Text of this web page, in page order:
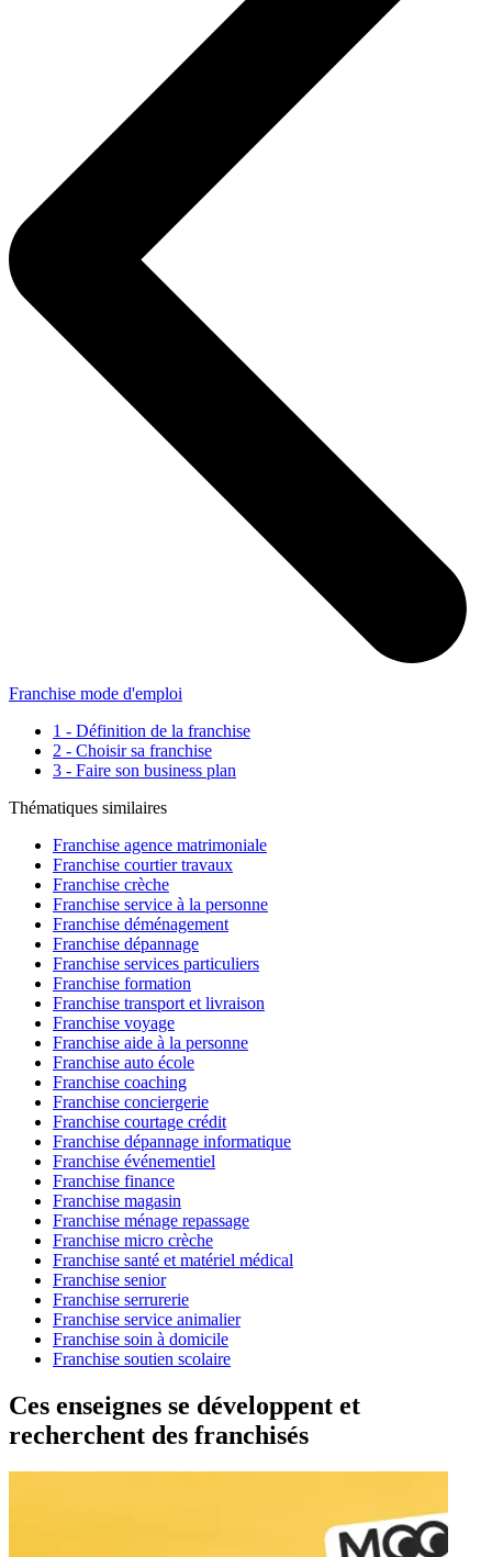
Franchise mode d'emploi
1 - Définition de la franchise
2 - Choisir sa franchise
3 - Faire son business plan
Thématiques similaires
Franchise agence matrimoniale
Franchise courtier travaux
Franchise crèche
Franchise service à la personne
Franchise déménagement
Franchise dépannage
Franchise services particuliers
Franchise formation
Franchise transport et livraison
Franchise voyage
Franchise aide à la personne
Franchise auto école
Franchise coaching
Franchise conciergerie
Franchise courtage crédit
Franchise dépannage informatique
Franchise événementiel
Franchise finance
Franchise magasin
Franchise ménage repassage
Franchise micro crèche
Franchise santé et matériel médical
Franchise senior
Franchise serrurerie
Franchise service animalier
Franchise soin à domicile
Franchise soutien scolaire
Ces enseignes se développent et
recherchent des franchisés